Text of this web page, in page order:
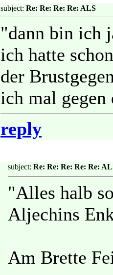
subject: Re: Re: Re: Re: ALS
"dann bin ich
ich hatte
der
ich mal
reply
subject: Re: Re: Re: Re: Re:
"Alles halb
Aljechins
Am Brette